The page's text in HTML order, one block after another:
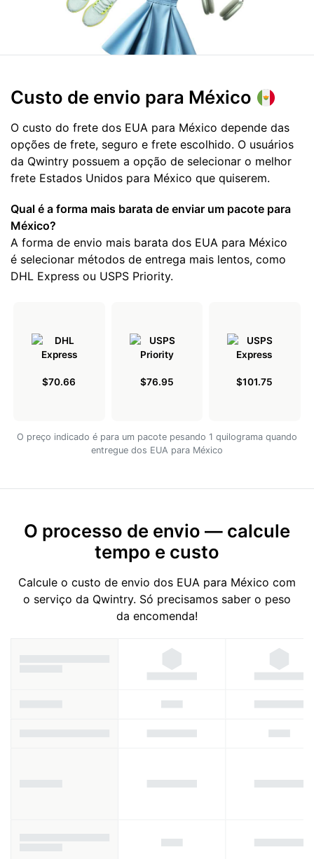
Custo de envio para México
O custo do frete dos EUA para México depende das
opções de frete, seguro e frete escolhido. O usuários
da Qwintry possuem a opção de selecionar o melhor
frete Estados Unidos para México que quiserem.
Qual é a forma mais barata de enviar um pacote para
México?
A forma de envio mais barata dos EUA para México
é selecionar métodos de entrega mais lentos, como
DHL Express ou USPS Priority.
$70.66 $76.95 $101.75
O preço indicado é para um pacote pesando 1 quilograma quando
entregue dos EUA para México
O processo de envio — calcule
tempo e custo
Calcule o custo de envio dos EUA para México com
o serviço da Qwintry. Só precisamos saber o peso
da encomenda!